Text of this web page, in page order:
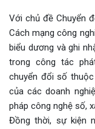
Với chủ đề Chuyển
Cách mạng công
biểu dương và ghi
trong công tác
chuyển đổi số
của các doanh
pháp công nghệ số,
Đồng thời, sự kiện